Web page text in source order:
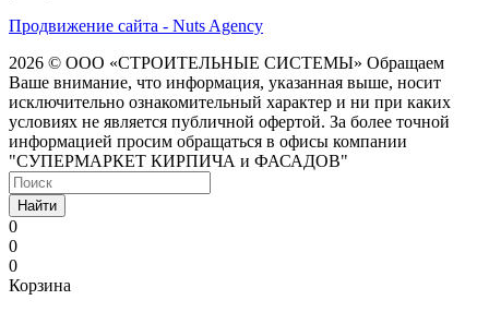
Продвижение сайта - Nuts Agency
2026 © ООО «СТРОИТЕЛЬНЫЕ СИСТЕМЫ» Обращаем
Ваше внимание, что информация, указанная выше, носит
исключительно ознакомительный характер и ни при каких
условиях не является публичной офертой. За более точной
информацией просим обращаться в офисы компании
"СУПЕРМАРКЕТ КИРПИЧА и ФАСАДОВ"
Найти
0
0
0
Корзина